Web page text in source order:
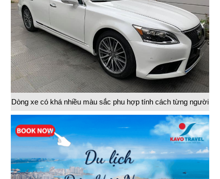
Dòng xe có khá nhiều màu sắc phu hợp tính cách từng người